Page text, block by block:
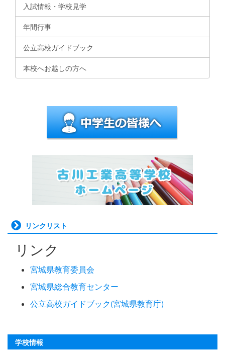
入試情報・学校見学
年間行事
公立高校ガイドブック
本校へお越しの方へ
リンクリスト
リンク
宮城県教育委員会
宮城県総合教育センター
公立高校ガイドブック(宮城県教育庁)
学校情報